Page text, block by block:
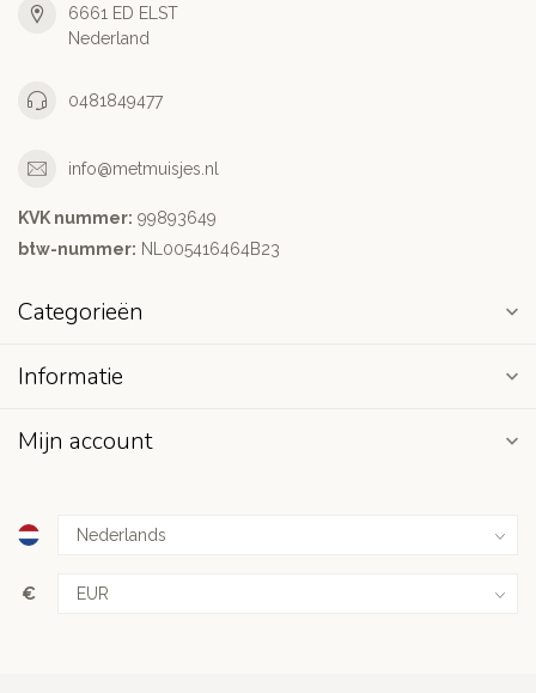
6661 ED ELST
Nederland
0481849477
info@metmuisjes.nl
KVK nummer: 99893649
btw-nummer: NL005416464B23
Categorieën
Informatie
Mijn account
€